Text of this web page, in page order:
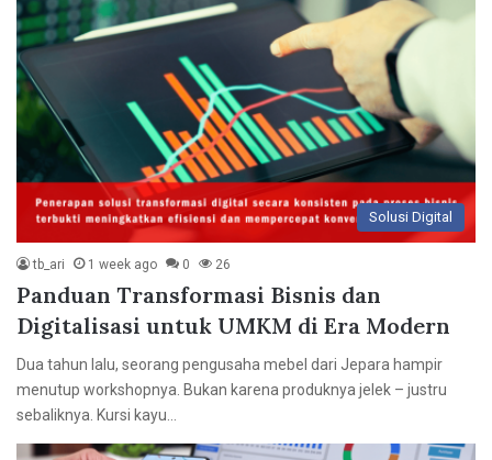
Solusi Digital
tb_ari 1 week ago 0 26
Panduan Transformasi Bisnis dan
Digitalisasi untuk UMKM di Era Modern
Dua tahun lalu, seorang pengusaha mebel dari Jepara hampir
menutup workshopnya. Bukan karena produknya jelek – justru
sebaliknya. Kursi kayu…